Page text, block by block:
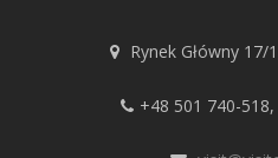
Rynek Główny
+48 501 740-